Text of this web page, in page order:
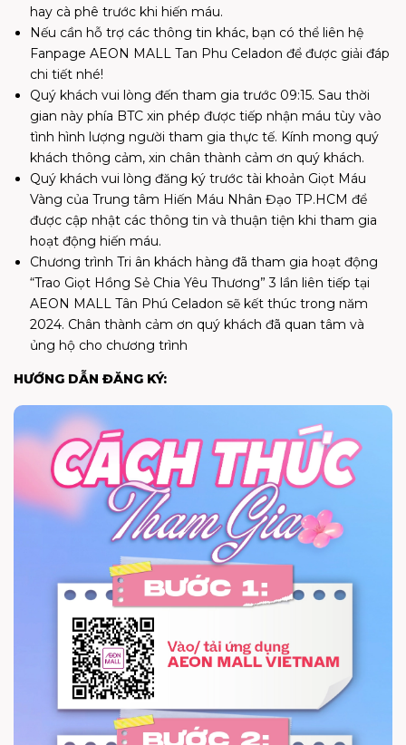
hay cà phê trước khi hiến máu.
Nếu cần hỗ trợ các thông tin khác, bạn có thể liên hệ
Fanpage AEON MALL Tan Phu Celadon để được giải đáp
chi tiết nhé!
Quý khách vui lòng đến tham gia trước 09:15. Sau thời
gian này phía BTC xin phép được tiếp nhận máu tùy vào
tình hình lượng người tham gia thực tế. Kính mong quý
khách thông cảm, xin chân thành cảm ơn quý khách.
Quý khách vui lòng đăng ký trước tài khoản Giọt Máu
Vàng của Trung tâm Hiến Máu Nhân Đạo TP.HCM để
được cập nhật các thông tin và thuận tiện khi tham gia
hoạt động hiến máu.
Chương trình Tri ân khách hàng đã tham gia hoạt động
“Trao Giọt Hồng Sẻ Chia Yêu Thương” 3 lần liên tiếp tại
AEON MALL Tân Phú Celadon sẽ kết thúc trong năm
2024. Chân thành cảm ơn quý khách đã quan tâm và
ủng hộ cho chương trình
HƯỚNG DẪN ĐĂNG KÝ: